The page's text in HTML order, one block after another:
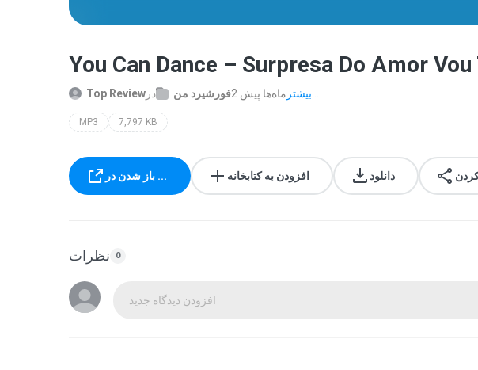
You Can Dance – Surpresa Do Amor
Top Review در فورشیرد من 2 ماه‌ها پیش
MP3 7,797 KB
باز شدن در ... افزودن به کتابخانه دانلود
نظرات 0
افزودن دیدگاه جدید